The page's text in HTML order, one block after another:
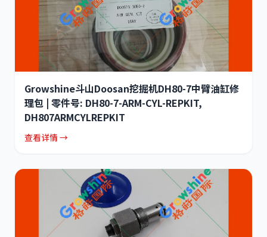
Growshine斗山Doosan挖掘机DH80-7中臂油缸修
理包 | 零件号: DH80-7-ARM-CYL-REPKIT,
DH807ARMCYLREPKIT
查看详情 →